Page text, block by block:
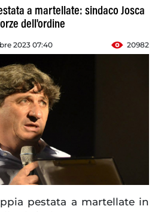
a martellate: sindaco Josca
dell'ordine
2023 07:40 20982
pestata a martellate in